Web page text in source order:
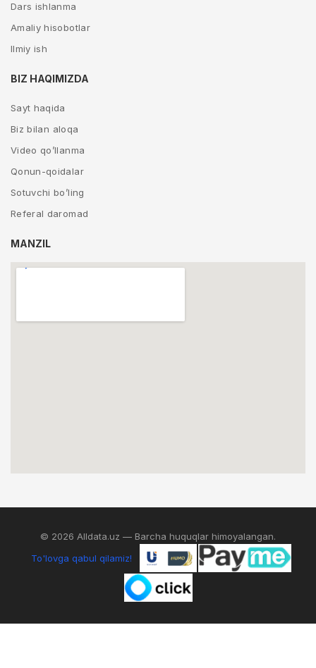
Dars ishlanma
Amaliy hisobotlar
Ilmiy ish
BIZ HAQIMIZDA
Sayt haqida
Biz bilan aloqa
Video qo’llanma
Qonun-qoidalar
Sotuvchi bo’ling
Referal daromad
MANZIL
© 2026 Alldata.uz — Barcha huquqlar himoyalangan.
To'lovga qabul qilamiz!